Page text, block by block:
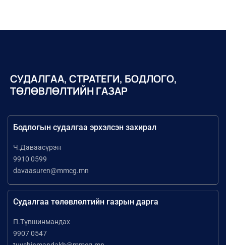
СУДАЛГАА, СТРАТЕГИ, БОДЛОГО,
ТӨЛӨВЛӨЛТИЙН ГАЗАР
Бодлогын судалгаа эрхэлсэн захирал
Ч.Даваасүрэн
9910 0599
davaasuren@mmcg.mn
Судалгаа төлөвлөлтийн газрын дарга
П.Түвшинмандах
9907 0547